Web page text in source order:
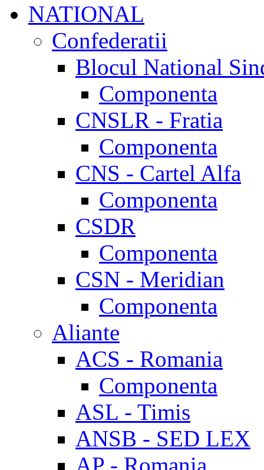
NATIONAL
Confederatii
Blocul National
Componenta
CNSLR - Fratia
Componenta
CNS - Cartel Alfa
Componenta
CSDR
Componenta
CSN - Meridian
Componenta
Aliante
ACS - Romania
Componenta
ASL - Timis
ANSB - SED LEX
AP - Romania